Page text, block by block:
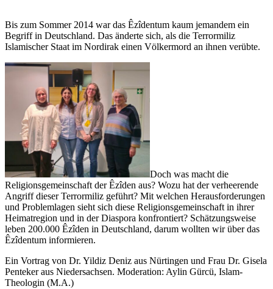
Bis zum Sommer 2014 war das Êzîdentum kaum jemandem ein
Begriff in Deutschland. Das änderte sich, als die Terrormiliz
Islamischer Staat im Nordirak einen Völkermord an ihnen verübte.
Doch was macht die
Religionsgemeinschaft der Êzîden aus? Wozu hat der verheerende
Angriff dieser Terrormiliz geführt? Mit welchen Herausforderungen
und Problemlagen sieht sich diese Religionsgemeinschaft in ihrer
Heimatregion und in der Diaspora konfrontiert? Schätzungsweise
leben 200.000 Êzîden in Deutschland, darum wollten wir über das
Êzîdentum informieren.
Ein Vortrag von Dr. Yildiz Deniz aus Nürtingen und Frau Dr. Gisela
Penteker aus Niedersachsen. Moderation: Aylin Gürcü, Islam-
Theologin (M.A.)